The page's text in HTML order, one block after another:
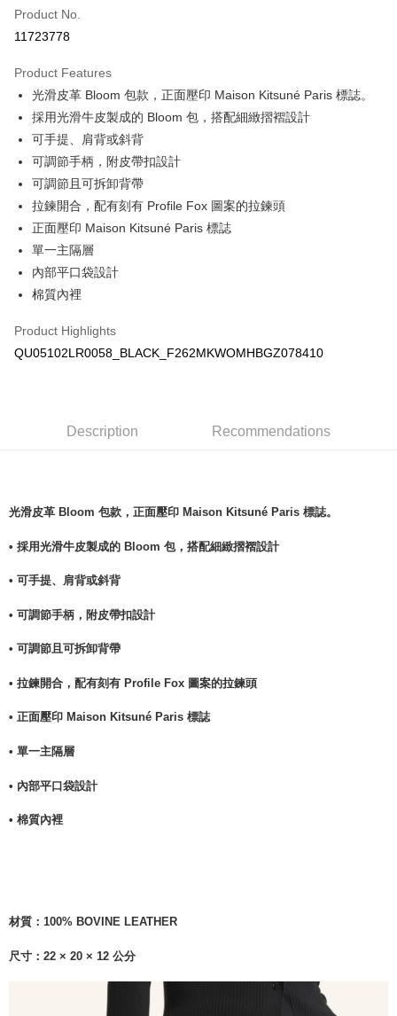
Shipping Method
NT$100/order | Free shipping on orders of NT$3,000 or more
付款後萊爾富取貨
付款後7-11取貨
NT$100/order | Free shipping on orders of NT$3,000 or more
NT$100/order | Free shipping on orders of NT$3,000 or more
Product No.
11723778
Product Features
光滑皮革 Bloom 包款，正面壓印 Maison Kitsuné Paris 標誌。
採用光滑牛皮製成的 Bloom 包，搭配細緻摺褶設計
可手提、肩背或斜背
可調節手柄，附皮帶扣設計
可調節且可拆卸背帶
拉鍊開合，配有刻有 Profile Fox 圖案的拉鍊頭
正面壓印 Maison Kitsuné Paris 標誌
單一主隔層
內部平口袋設計
棉質內裡
Product Highlights
QU05102LR0058_BLACK_F262MKWOMHBGZ078410
Description Recommendations
光滑皮革 Bloom 包款，正面壓印 Maison Kitsuné Paris 標誌。
• 採用光滑牛皮製成的 Bloom 包，搭配細緻摺褶設計
• 可手提、肩背或斜背
• 可調節手柄，附皮帶扣設計
• 可調節且可拆卸背帶
• 拉鍊開合，配有刻有 Profile Fox 圖案的拉鍊頭
• 正面壓印 Maison Kitsuné Paris 標誌
• 單一主隔層
• 內部平口袋設計
• 棉質內裡
材質： 100% BOVINE LEATHER
尺寸：22 × 20 × 12 公分